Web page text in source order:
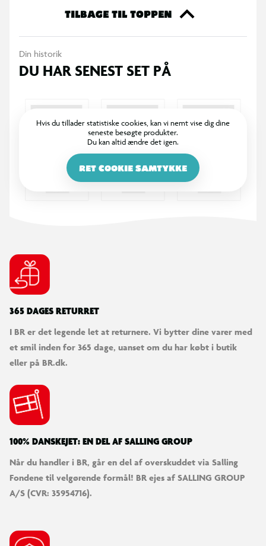
Lille taske med karabinhage
Let og kompakt design
Nem at fastgøre på taske eller bælte
TILBAGE TIL TOPPEN
Din historik
DU HAR SENEST SET PÅ
Hvis du tillader statistiske cookies, kan vi nemt vise dig dine
seneste besøgte produkter.
Du kan altid ændre det igen.
RET COOKIE SAMTYKKE
365 DAGES RETURRET
I BR er det legende let at returnere. Vi bytter dine varer med
et smil inden for 365 dage, uanset om du har købt i butik
eller på BR.dk.
100% DANSKEJET: EN DEL AF SALLING GROUP
Når du handler i BR, går en del af overskuddet via Salling
Fondene til velgørende formål! BR ejes af SALLING GROUP
A/S (CVR: 35954716).